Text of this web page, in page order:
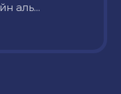
аль...